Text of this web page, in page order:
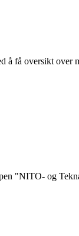
få oversikt over
"NITO- og